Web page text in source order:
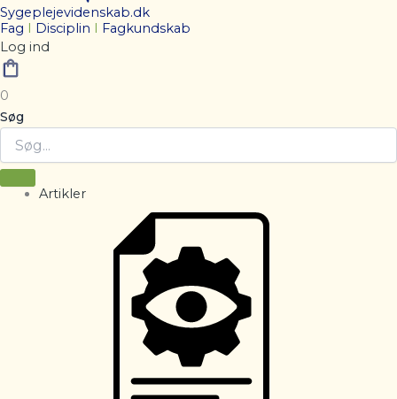
Sygeplejevidenskab.dk
Fag
Disciplin
Fagkundskab
Log ind
0
Søg
Artikler